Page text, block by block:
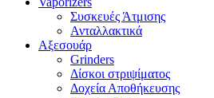
Συσκευές Άτμισης
Ανταλλακτικά
Αξεσουάρ
Grinders
Δίσκοι στριψίματος
Δοχεία Αποθήκευσης